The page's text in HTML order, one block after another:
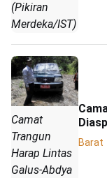
(Pikiran
Merdeka/IST)
Camat
Trangun
Harap Lintas
Galus-Abdya
Barat